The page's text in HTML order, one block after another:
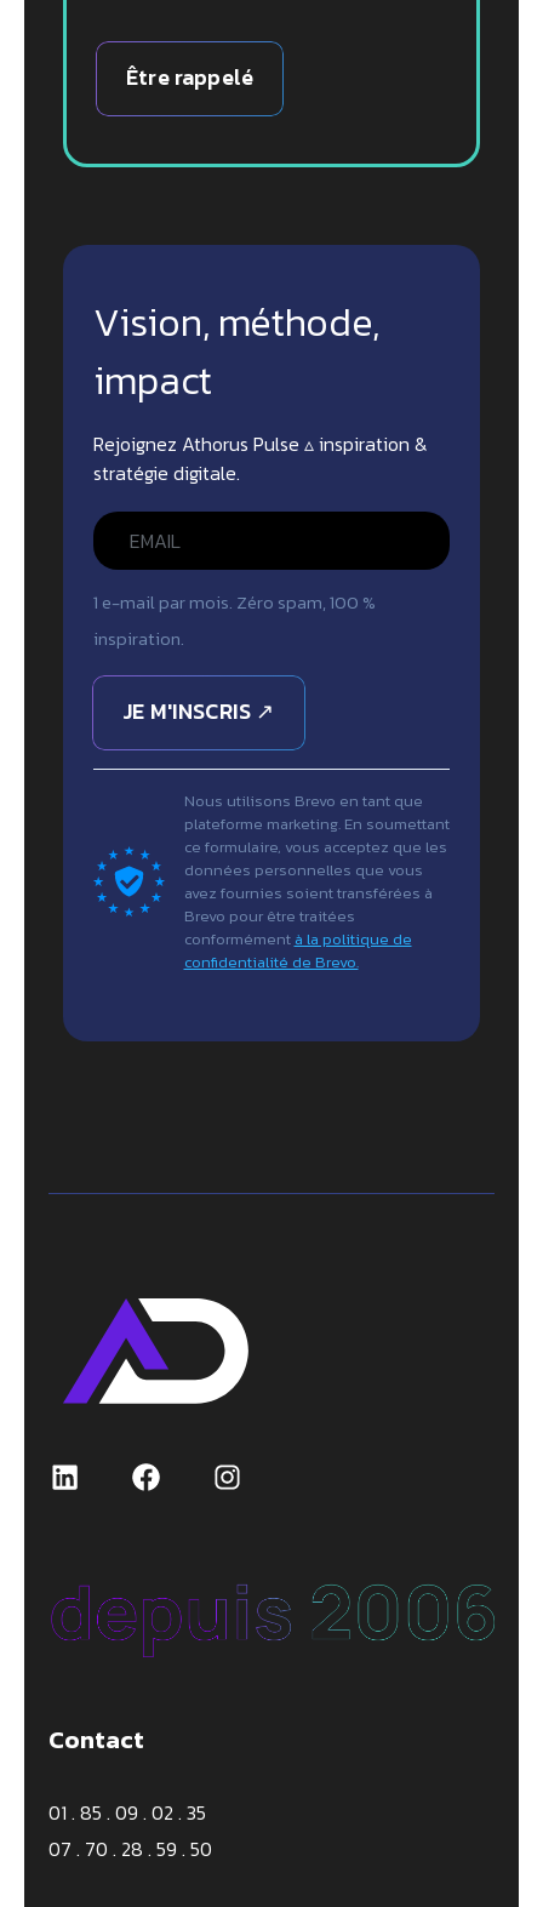
Être rappelé
Vision, méthode,
impact
Rejoignez Athorus Pulse ▵ inspiration &
stratégie digitale.
1 e-mail par mois. Zéro spam, 100 %
inspiration.
JE M'INSCRIS ↗
Nous utilisons Brevo en tant que
plateforme marketing. En soumettant
ce formulaire, vous acceptez que les
données personnelles que vous
avez fournies soient transférées à
Brevo pour être traitées
conformément à la politique de
confidentialité de Brevo.
Contact
01 . 85 . 09 . 02 . 35
07 . 70 . 28 . 59 . 50